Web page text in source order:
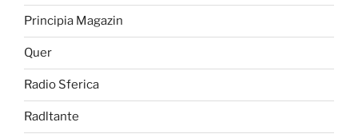
Principia Magazin
Quer
Radio Sferica
Radltante